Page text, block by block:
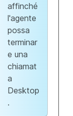
affinché
l'agente
possa
terminar
e una
chiamat
a
Desktop
.